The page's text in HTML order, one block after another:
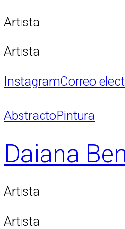
Artista
Artista
InstagramCorreo
AbstractoPintura
Daiana
Artista
Artista